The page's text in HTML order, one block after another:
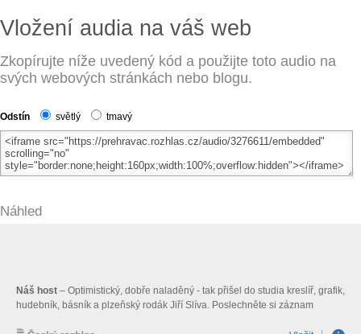
Vložení audia na váš web
Zkopírujte níže uvedený kód a použijte toto audio na
svých webových stránkách nebo blogu.
Odstín světlý tmavý
Náhled